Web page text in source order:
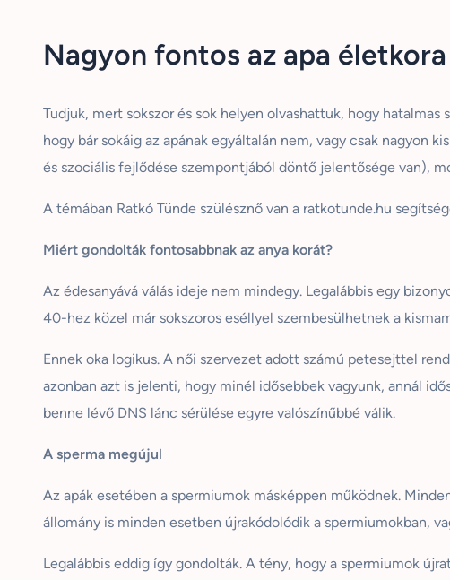
Nagyon fontos az apa
Tudjuk, mert sokszor és sok helyen olvashattuk, hogy
hogy bár sokáig az apának egyáltalán nem, vagy csak nagyon
és szociális fejlődése szempontjából döntő jelentősége van),
A témában Ratkó Tünde szülésznő van a ratkotunde.hu
Miért gondolták fontosabbnak az anya korát?
Az édesanyává válás ideje nem mindegy. Legalábbis egy
40-hez közel már sokszoros eséllyel szembesülhetnek a
Ennek oka logikus. A női szervezet adott számú petesejttel
azonban azt is jelenti, hogy minél idősebbek vagyunk, annál
benne lévő DNS lánc sérülése egyre valószínűbbé válik.
A sperma megújul
Az apák esetében a spermiumok másképpen működnek.
állomány is minden esetben újrakódolódik a spermiumokban,
Legalábbis eddig így gondolták. A tény, hogy a spermiumok